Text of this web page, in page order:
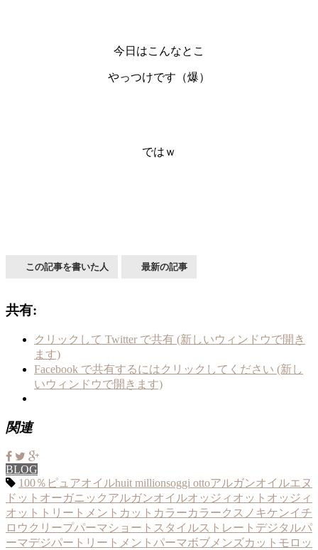
今日はこんなとこ
やっつけです（爆）
ではｗ
この記事を書いた人 最新の記事
共有:
クリックして Twitter で共有 (新しいウィンドウで開き
ます)
Facebook で共有するにはクリックしてください (新し
いウィンドウで開きます)
関連
BLOG
100％ピュアオイルhuit millionsoggi ottoアルガンオイルエヌ
ドット オーガニックアルガンオイルオッジィオット オッジィ
オットトリートメント カットカラーカラークスノキケンイチ
ロウ クリープパーマショートスタイルストレート デジタルパ
ーマデジパー トリートメント パーマボブ メンズカット モロッ